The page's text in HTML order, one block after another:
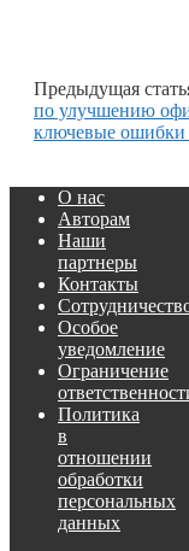
Предыдущая
по улучшению
ключевые
О нас
Авторам
Наши
партнеры
Контакты
Особое
уведомление
Ограничение
Политика
в
отношении
обработки
персональных
данных